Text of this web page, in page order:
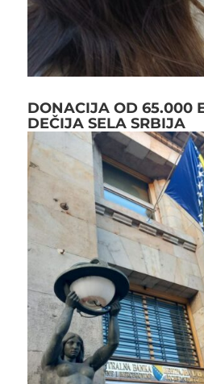
DONACIJA OD 65.000
DEČIJA SELA SRBIJA